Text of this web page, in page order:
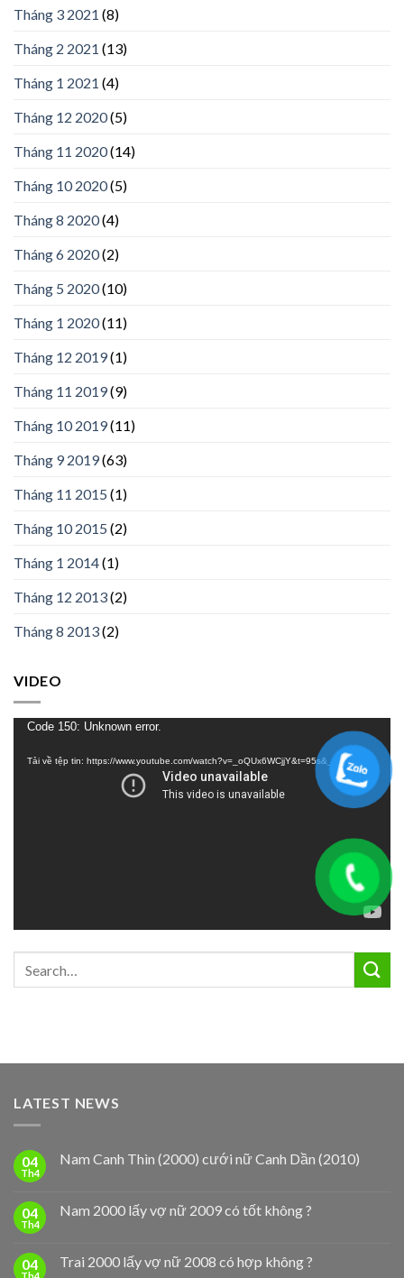
Tháng 3 2021 (8)
Tháng 2 2021 (13)
Tháng 1 2021 (4)
Tháng 12 2020(5)
Tháng 11 2020(14)
Tháng 10 2020(5)
Tháng 8 2020(4)
Tháng 6 2020(2)
Tháng 5 2020(10)
Tháng 1 2020(11)
Tháng 12 2019(1)
Tháng 11 2019(9)
Tháng 10 2019(11)
Tháng 9 2019(63)
Tháng 11 2015 (1)
Tháng 10 2015 (2)
Tháng 1 2014(1)
Tháng 12 2013(2)
Tháng 8 2013(2)
VIDEO
Trình
Code 150: Unknown error.
Tải về tệp tin: https://www.youtube.com/watch?v=_oQUx6WCjjY&t=95s&_=1
LATEST NEWS
04
Th4
Nam Canh Thìn (2000) cưới nữ Canh Dần (2010)
04
Th4
Nam 2000 lấy vợ nữ 2009 có tốt không ?
04 Trai 2000 lấy vợ nữ 2008 có hợp không ?